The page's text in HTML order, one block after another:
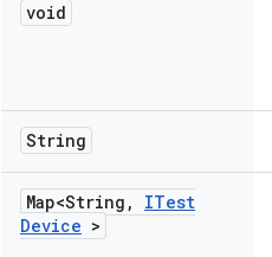
void
String
Map<String ,
ITest
Device >